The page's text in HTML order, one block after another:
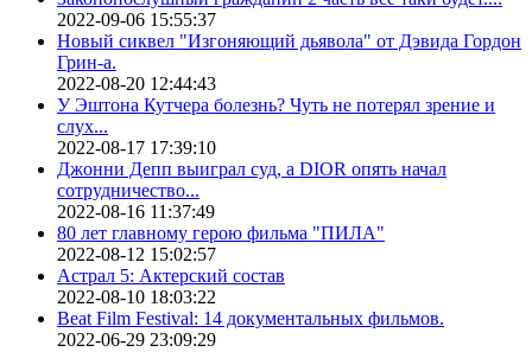
2022-09-06 15:55:37
Новый сиквел "Изгоняющий дьявола" от Дэвида Гордон
Грин-а.
2022-08-20 12:44:43
У Эштона Кутчера болезнь? Чуть не потерял зрение и
слух...
2022-08-17 17:39:10
Джонни Депп выиграл суд, а DIOR опять начал
сотрудничество...
2022-08-16 11:37:49
80 лет главному герою фильма "ПИЛА"
2022-08-12 15:02:57
Астрал 5: Актерский состав
2022-08-10 18:03:22
Beat Film Festival: 14 документальных фильмов.
2022-06-29 23:09:29